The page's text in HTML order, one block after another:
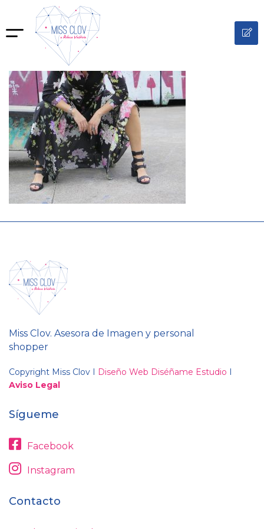
Miss Clov. Asesora de Imagen y personal
shopper
Copyright Miss Clov I Diseño Web Diséñame Estudio I
Aviso Legal
Sígueme
Facebook
Instagram
Contacto